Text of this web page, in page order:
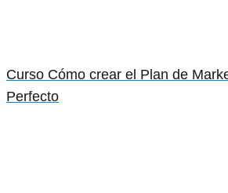
Curso Cómo crear el Plan de
Perfecto